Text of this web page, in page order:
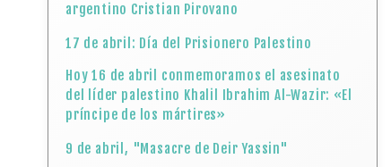
argentino Cristian Pirovano
17 de abril: Día del Prisionero Palestino
Hoy 16 de abril conmemoramos el asesinato
del líder palestino Khalil Ibrahim Al-Wazir: «El
príncipe de los mártires»
9 de abril, "Masacre de Deir Yassin"